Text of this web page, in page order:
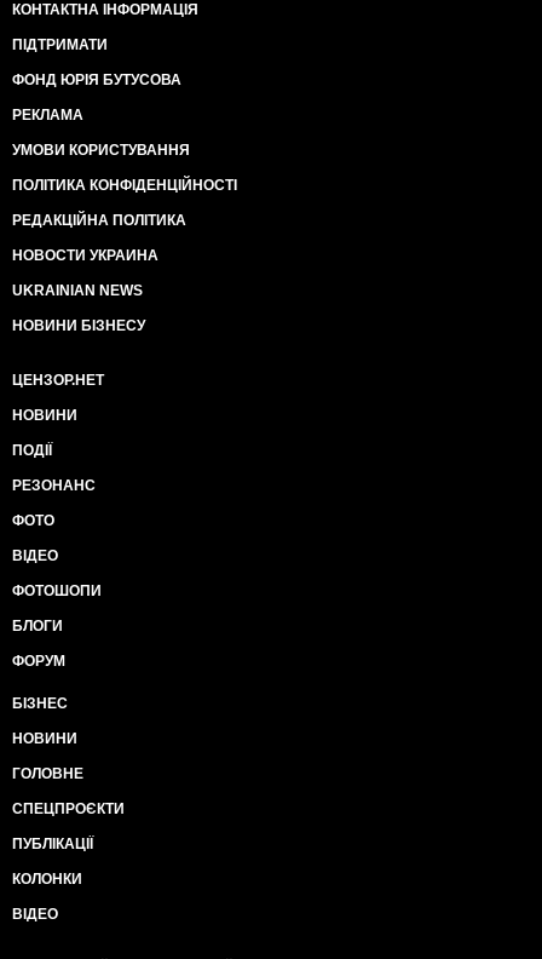
КОНТАКТНА ІНФОРМАЦІЯ
ПІДТРИМАТИ
ФОНД ЮРІЯ БУТУСОВА
РЕКЛАМА
УМОВИ КОРИСТУВАННЯ
ПОЛІТИКА КОНФІДЕНЦІЙНОСТІ
РЕДАКЦІЙНА ПОЛІТИКА
НОВОСТИ УКРАИНА
UKRAINIAN NEWS
НОВИНИ БІЗНЕСУ
ЦЕНЗОР.НЕТ
НОВИНИ
ПОДІЇ
РЕЗОНАНС
ФОТО
ВІДЕО
ФОТОШОПИ
БЛОГИ
ФОРУМ
БІЗНЕС
НОВИНИ
ГОЛОВНЕ
СПЕЦПРОЄКТИ
ПУБЛІКАЦІЇ
КОЛОНКИ
ВІДЕО